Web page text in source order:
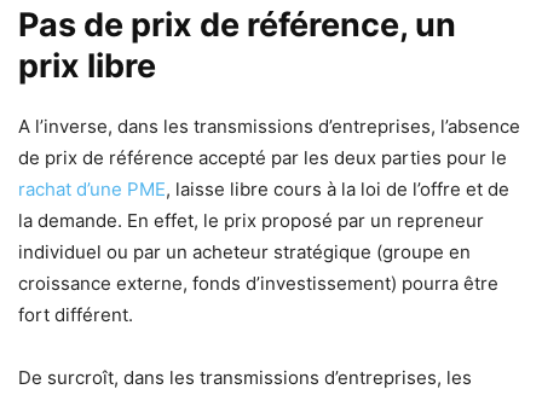
Pas de prix de référence, un
prix libre
A l’inverse, dans les transmissions d’entreprises, l’absence
de prix de référence accepté par les deux parties pour le
rachat d’une PME, laisse libre cours à la loi de l’offre et de
la demande. En effet, le prix proposé par un repreneur
individuel ou par un acheteur stratégique (groupe en
croissance externe, fonds d’investissement) pourra être
fort différent.
De surcroît, dans les transmissions d’entreprises, les